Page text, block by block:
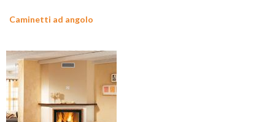
Caminetti ad angolo